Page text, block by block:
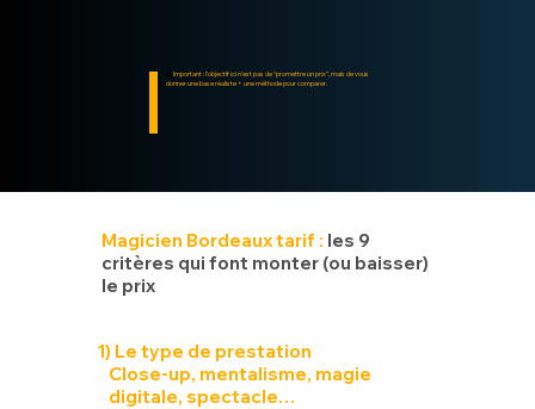
Important : l’objectif ici n’est pas de “promettre un prix”, mais de vous
donner une base réaliste + une méthode pour comparer.
Magicien Bordeaux tarif : les 9
critères qui font monter (ou baisser)
le prix
1) Le type de prestation
Close-up, mentalisme, magie
digitale, spectacle…